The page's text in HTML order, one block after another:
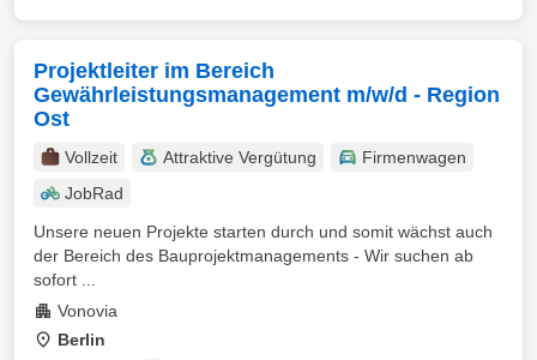
Projektleiter im Bereich
Gewährleistungsmanagement m/w/d - Region
Ost
Vollzeit Attraktive Vergütung
Firmenwagen
JobRad
Unsere neuen Projekte starten durch und somit wächst auch
der Bereich des Bauprojektmanagements - Wir suchen ab
sofort ...
Vonovia
Berlin